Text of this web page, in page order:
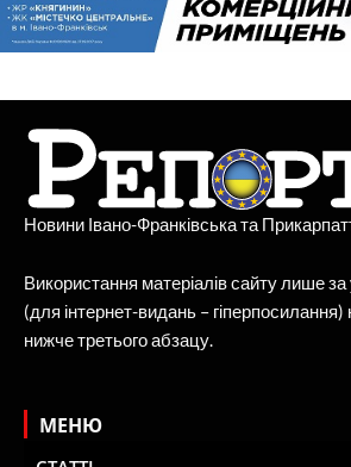
Новини Івано-Франківська та
Використання матеріалів сайту лише
(для інтернет-видань – гіперпосилання)
нижче третього абзацу.
МЕНЮ